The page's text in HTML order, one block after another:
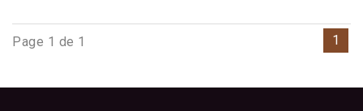
Page 1 de 1 1